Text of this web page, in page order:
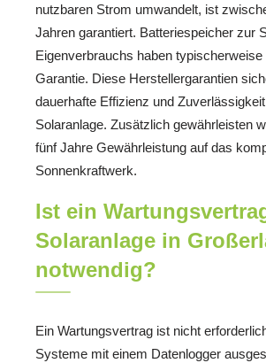
nutzbaren Strom umwandelt, ist
Jahren garantiert. Batteriespeicher zur
Eigenverbrauchs haben typischerweise
Garantie. Diese Herstellergarantien
dauerhafte Effizienz und
Solaranlage. Zusätzlich gewährleisten
fünf Jahre Gewährleistung auf das
Sonnenkraftwerk.
Ist ein
Solaranlage in
notwendig?
Ein Wartungsvertrag ist nicht
Systeme mit einem Datenlogger